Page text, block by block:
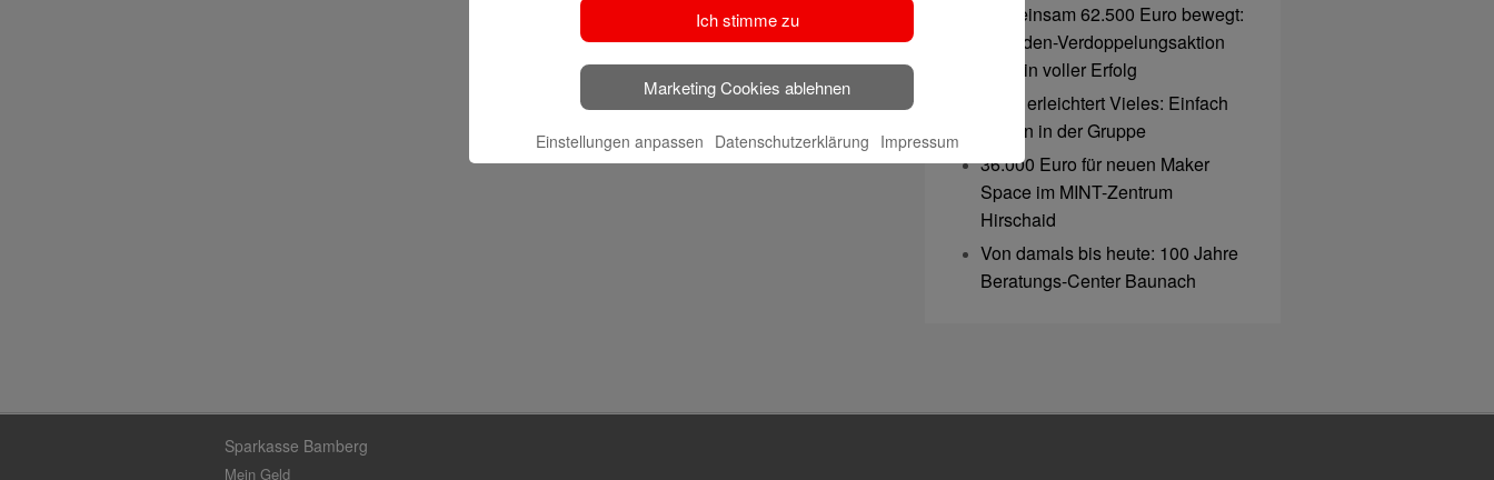
Gemeinsam 62.500 Euro bewegt:
Spenden-Verdoppelungsaktion
war ein voller Erfolg
Wero erleichtert Vieles: Einfach
zahlen in der Gruppe
36.000 Euro für neuen Maker
Space im MINT-Zentrum
Hirschaid
Von damals bis heute: 100 Jahre
Beratungs-Center Baunach
Sparkasse Bamberg
Mein Geld
Ich stimme zu
Marketing Cookies ablehnen
Einstellungen anpassen Datenschutzerklärung Impressum